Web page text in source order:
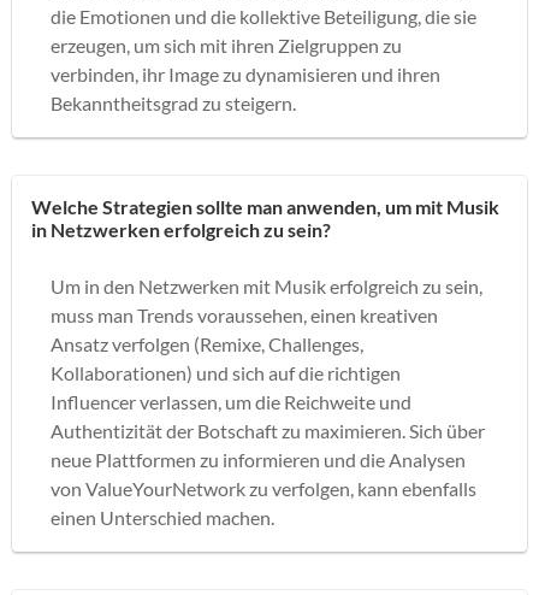
die Emotionen und die kollektive Beteiligung, die sie
erzeugen, um sich mit ihren Zielgruppen zu
verbinden, ihr Image zu dynamisieren und ihren
Bekanntheitsgrad zu steigern.
Welche Strategien sollte man anwenden, um mit Musik
in Netzwerken erfolgreich zu sein?
Um in den Netzwerken mit Musik erfolgreich zu sein,
muss man Trends voraussehen, einen kreativen
Ansatz verfolgen (Remixe, Challenges,
Kollaborationen) und sich auf die richtigen
Influencer verlassen, um die Reichweite und
Authentizität der Botschaft zu maximieren. Sich über
neue Plattformen zu informieren und die Analysen
von ValueYourNetwork zu verfolgen, kann ebenfalls
einen Unterschied machen.